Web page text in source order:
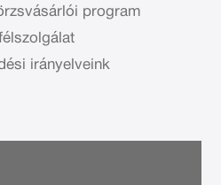
program
irányelveink